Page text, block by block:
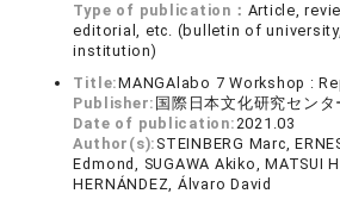
Type of publication： Article,
editorial, etc. (bulletin of
institution)
Title:MANGAlabo 7 Workshop :
Publisher: 国際日本文化研究センタ
Date of publication:2021.03
Author(s): STEINBERG Marc,
Edmond, SUGAWA Akiko, MATSUI
HERNÁNDEZ, Álvaro David